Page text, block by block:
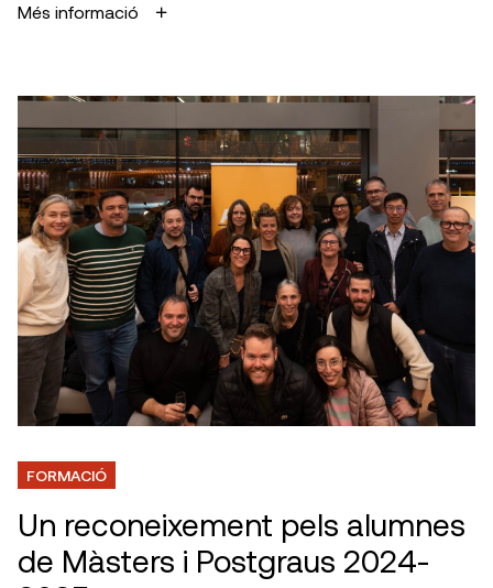
Més informació
FORMACIÓ
Un reconeixement pels alumnes
de Màsters i Postgraus 2024-